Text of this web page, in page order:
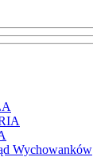
Wychowanków